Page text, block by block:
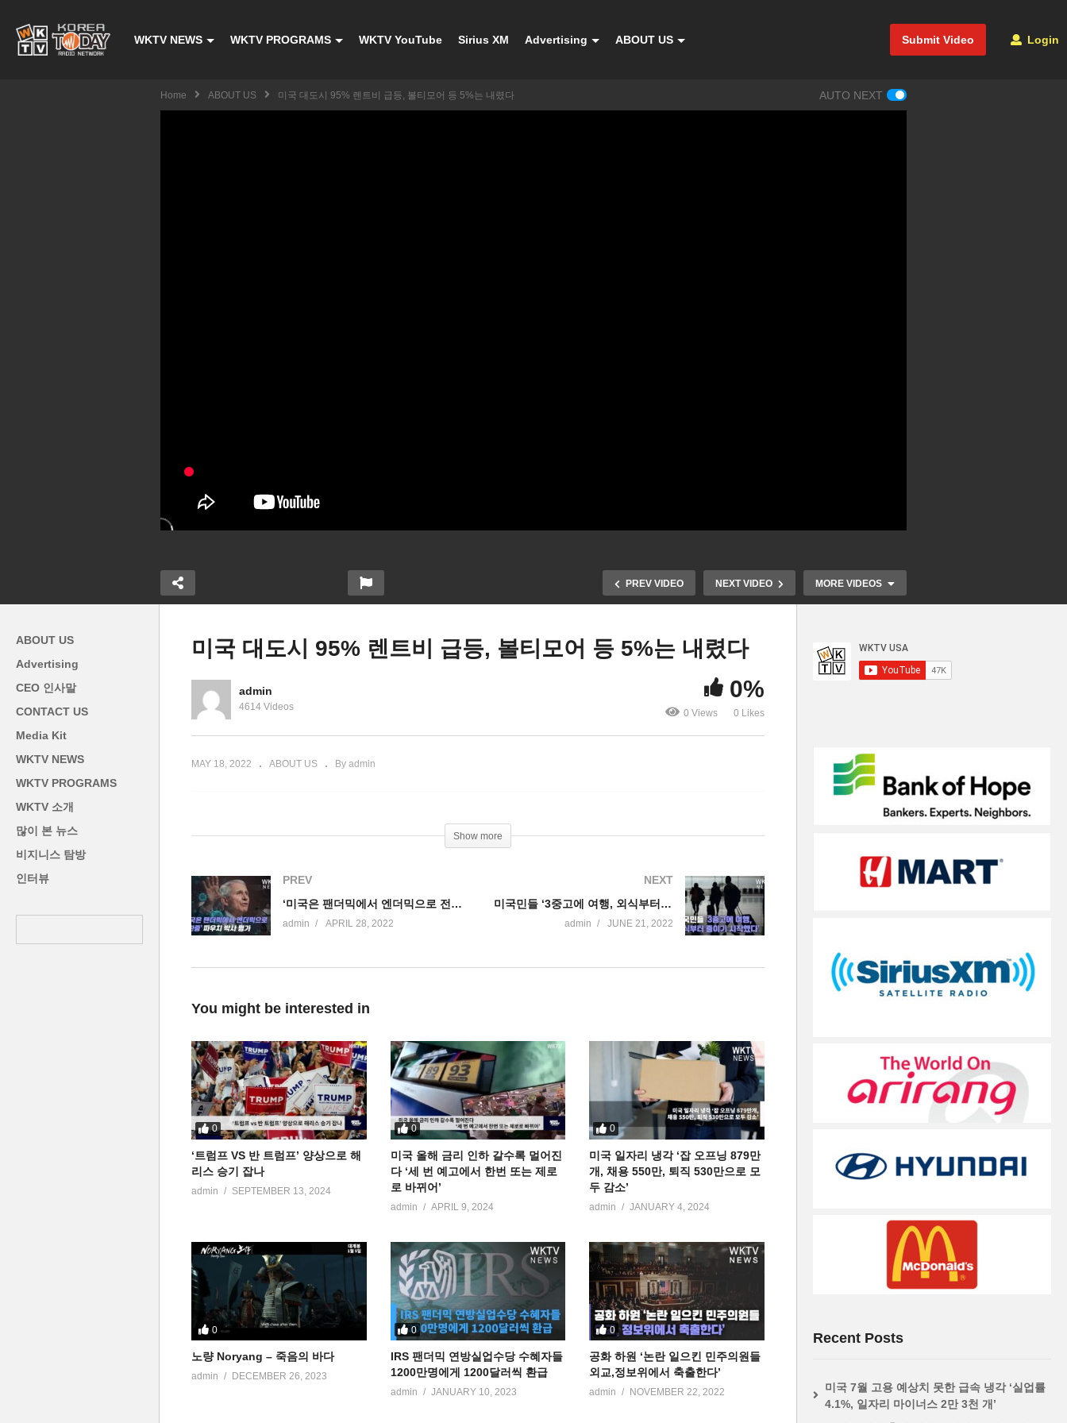
Submit Video Login
WKTV NEWS WKTV PROGRAMS WKTV YouTube Sirius XM Advertising ABOUT US
Home ABOUT US 미국 대도시 95% 렌트비 급등, 볼티모어 등 5%는 내렸다 AUTO NEXT
PREV VIDEO NEXT VIDEO MORE VIDEOS
미국 일자리 냉각 ‘잡 오프닝
879만개, 채용 550만, 퇴직
530만으로 모두 감소’
부터 줄이기 시작했다’
ABOUT US
Advertising
CEO 인사말
CONTACT US
Media Kit
WKTV NEWS
WKTV PROGRAMS
WKTV 소개
많이 본 뉴스
비지니스 탐방
인터뷰
미국 대도시 95% 렌트비 급등, 볼티모어 등 5%는 내렸다
admin
4614 Videos
0%
0 Views 0 Likes
MAY 18, 2022 ABOUT US By admin
Show more
PREV
‘미국은 팬더믹에서 엔더믹으로 전환중’ 파우치 박사 평가
admin APRIL 28, 2022
NEXT
미국민들 ‘3중고에 여행, 외식부터 줄이기 시작했다’
admin JUNE 21, 2022
You might be interested in
0
‘트럼프 VS 반 트럼프’ 양상으로 해
리스 승기 잡나
admin SEPTEMBER 13, 2024
0
미국 올해 금리 인하 갈수록 멀어진
다 ‘세 번 예고에서 한번 또는 제로
로 바뀌어’
admin APRIL 9, 2024
0
미국 일자리 냉각 ‘잡 오프닝 879만
개, 채용 550만, 퇴직 530만으로 모
두 감소’
admin JANUARY 4, 2024
0
노량 Noryang – 죽음의 바다
admin DECEMBER 26, 2023
0
IRS 팬더믹 연방실업수당 수혜자들
1200만명에게 1200달러씩 환급
admin JANUARY 10, 2023
0
공화 하원 ‘논란 일으킨 민주의원들
외교,정보위에서 축출한다’
admin NOVEMBER 22, 2022
Recent Posts
미국 7월 고용 예상치 못한 급속 냉각 ‘실업률
4.1%, 일자리 마이너스 2만 3천 개’